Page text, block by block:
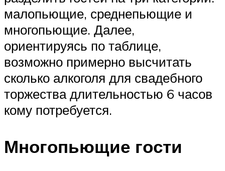
малопьющие, среднепьющие и
многопьющие. Далее,
ориентируясь по таблице,
возможно примерно высчитать
сколько алкоголя для свадебного
торжества длительностью 6 часов
кому потребуется.
Многопьющие гости